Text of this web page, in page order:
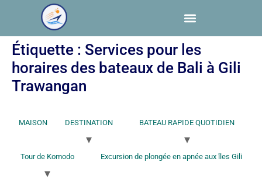
Étiquette : Services pour les
horaires des bateaux de Bali à Gili
Trawangan
MAISON DESTINATION BATEAU RAPIDE QUOTIDIEN
Tour de Komodo Excursion de plongée en apnée aux îles Gili